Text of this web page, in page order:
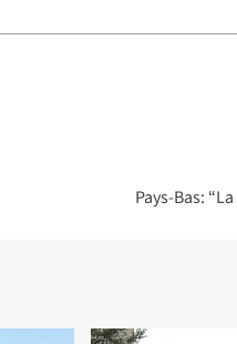
Pays-Bas: